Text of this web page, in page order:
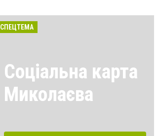
СПЕЦТЕМА
Соціальна карта
Миколаєва